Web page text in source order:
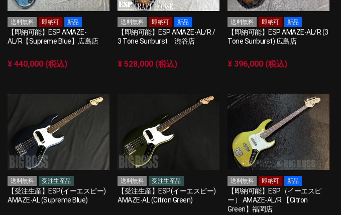
送料無料 即納可 新品
【即納可能】ESP AMAZE-
AL/R【Supreme Blue】広島店
¥ 440,000 (税込)
送料無料 即納可 新品
【即納可能】ESP AMAZE-AL/R /
3 Tone Sunburst 渋谷店
¥ 528,000 (税込)
送料無料 即納可 新品
【即納可能】ESP AMAZE-AL/R (3
Tone Sunburst) 広島店
¥ 396,000 (税込)
送料無料 受注生産品
【受注生産】ESP(イーエスピー)
AMAZE-AL (Supreme Blue)
送料無料 受注生産品
【受注生産】ESP(イーエスピー)
AMAZE-AL (Citron Green)
送料無料 即納可 新品
【即納可能】ESP（イーエスピ
ー） AMAZE-AL/R 【Citron
Green】福岡店